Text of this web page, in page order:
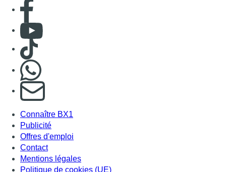
Consulter page Facebook
Consulter Youtube
Consulter TikTok
S'abonner à notre newsletter
Connaître BX1
Publicité
Offres d'emploi
Contact
Mentions légales
Politique de cookies (UE)